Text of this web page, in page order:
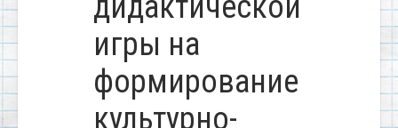
игры на
формирование
культурно-